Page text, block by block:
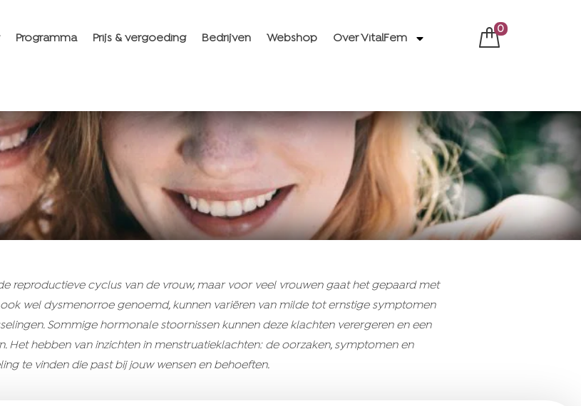
Programma Prijs & vergoeding Bedrijven Webshop Over VitalFem
0
reproductieve cyclus van de vrouw, maar voor veel vrouwen gaat het gepaard met
wel dysmenorroe genoemd, kunnen variëren van milde tot ernstige symptomen
Sommige hormonale stoornissen kunnen deze klachten verergeren en een
Het hebben van inzichten in menstruatieklachten: de oorzaken, symptomen en
te vinden die past bij jouw wensen en behoeften.